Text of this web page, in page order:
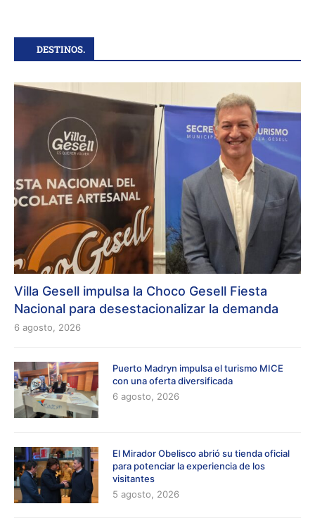
DESTINOS.
Villa Gesell impulsa la Choco Gesell Fiesta
Nacional para desestacionalizar la demanda
6 agosto, 2026
Puerto Madryn impulsa el turismo MICE
con una oferta diversificada
6 agosto, 2026
El Mirador Obelisco abrió su tienda oficial
para potenciar la experiencia de los
visitantes
5 agosto, 2026